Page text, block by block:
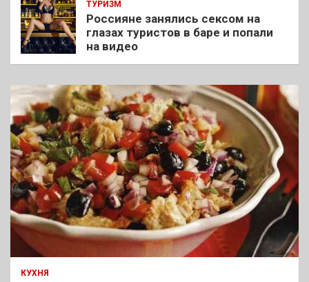
ТУРИЗМ
Россияне занялись сексом на
глазах туристов в баре и попали
на видео
КУХНЯ